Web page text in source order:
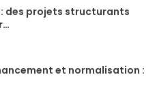
: des projets structurants
et normalisation :